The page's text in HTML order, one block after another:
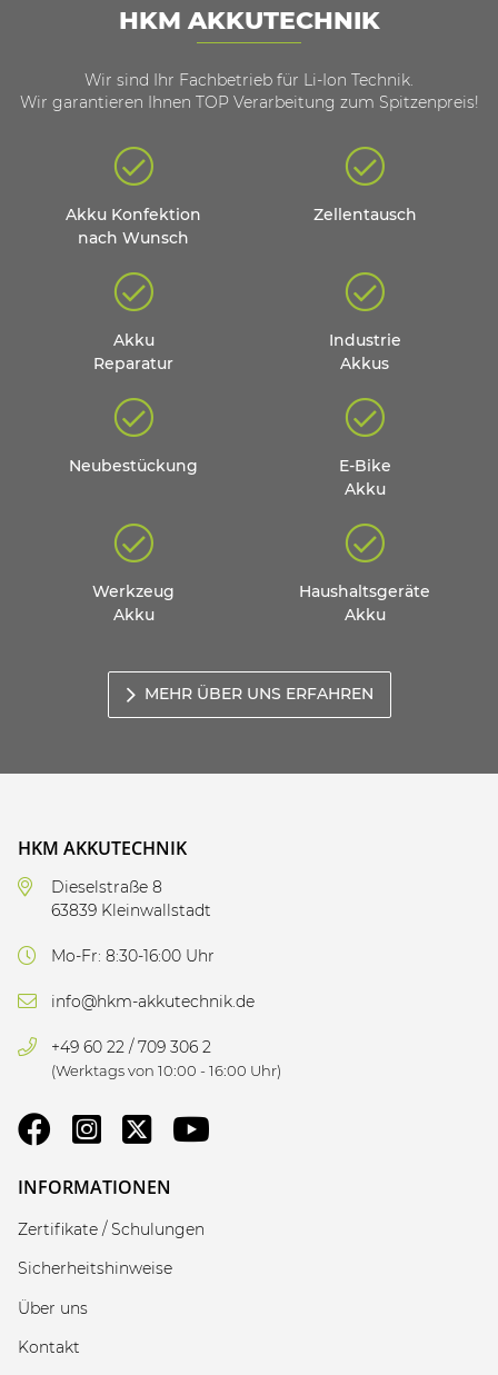
HKM AKKUTECHNIK
Wir sind Ihr Fachbetrieb für Li-Ion Technik.
Wir garantieren Ihnen TOP Verarbeitung zum Spitzenpreis!
Akku Konfektion
nach Wunsch
Zellentausch
Akku
Reparatur
Industrie
Akkus
Neubestückung
E-Bike
Akku
Werkzeug
Akku
Haushaltsgeräte
Akku
MEHR ÜBER UNS ERFAHREN
HKM AKKUTECHNIK
Dieselstraße 8
63839 Kleinwallstadt
Mo-Fr: 8:30-16:00 Uhr
info@hkm-akkutechnik.de
+49 60 22 / 709 306 2
(Werktags von 10:00 - 16:00 Uhr)
INFORMATIONEN
Zertifikate / Schulungen
Sicherheitshinweise
Über uns
Kontakt